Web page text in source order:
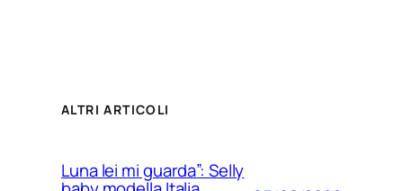
ALTRI ARTICOLI
Luna lei mi guarda”: Selly